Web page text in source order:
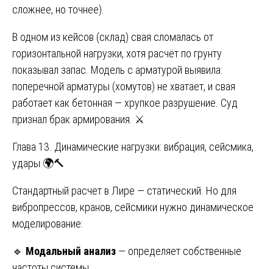
сложнее, но точнее).
В одном из кейсов (склад) свая сломалась от
горизонтальной нагрузки, хотя расчёт по грунту
показывал запас. Модель с арматурой выявила:
поперечной арматуры (хомутов) не хватает, и свая
работает как бетонная — хрупкое разрушение. Суд
признал брак армирования. ⚔️
Глава 13. Динамические нагрузки: вибрация, сейсмика,
удары 🌍🔨
Стандартный расчет в Лире — статический. Но для
вибропрессов, кранов, сейсмики нужно динамическое
моделирование:
🔹 Модальный анализ — определяет собственные